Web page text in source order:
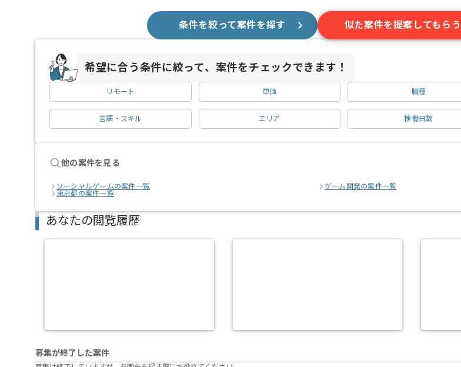
条件を絞って案件を探す 似た案件を提案してもらう
希望に合う条件に絞って、案件をチェックできます！
リモート 単価 職種
言語・スキル エリア 稼働日数
他の案件を見る
ソーシャルゲームの案件一覧
ゲーム開発の案件一覧
東京都の案件一覧
あなたの閲覧履歴
募集が終了した案件